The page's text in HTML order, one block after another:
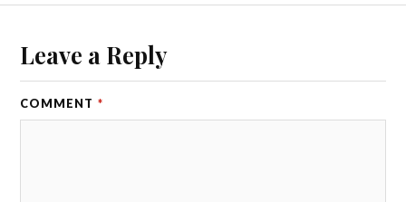
Leave a Reply
COMMENT *